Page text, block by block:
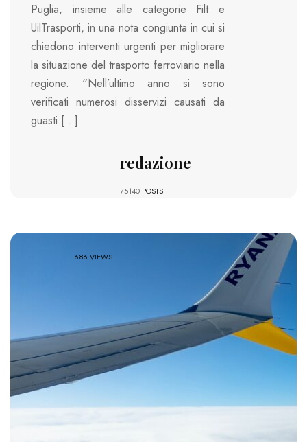
Puglia, insieme alle categorie Filt e
UilTrasporti, in una nota congiunta in cui si
chiedono interventi urgenti per migliorare
la situazione del trasporto ferroviario nella
regione. “Nell’ultimo anno si sono
verificati numerosi disservizi causati da
guasti […]
redazione
75140 POSTS
686 VIEWS